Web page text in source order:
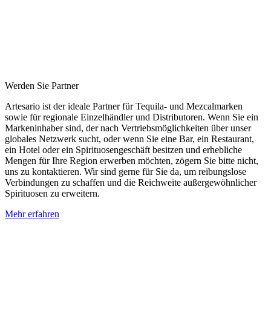
Werden Sie Partner
Artesario ist der ideale Partner für Tequila- und Mezcalmarken
sowie für regionale Einzelhändler und Distributoren. Wenn Sie ein
Markeninhaber sind, der nach Vertriebsmöglichkeiten über unser
globales Netzwerk sucht, oder wenn Sie eine Bar, ein Restaurant,
ein Hotel oder ein Spirituosengeschäft besitzen und erhebliche
Mengen für Ihre Region erwerben möchten, zögern Sie bitte nicht,
uns zu kontaktieren. Wir sind gerne für Sie da, um reibungslose
Verbindungen zu schaffen und die Reichweite außergewöhnlicher
Spirituosen zu erweitern.
Mehr erfahren